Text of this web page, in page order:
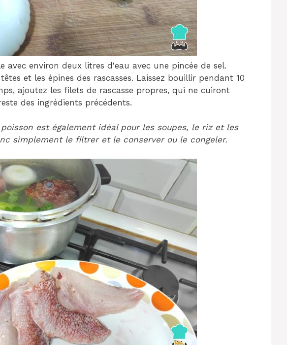
avec environ deux litres d'eau avec une pincée de sel.
et les épines des rascasses. Laissez bouillir pendant 10
ajoutez les filets de rascasse propres, qui ne cuiront
des ingrédients précédents.
est également idéal pour les soupes, le riz et les
simplement le filtrer et le conserver ou le congeler.